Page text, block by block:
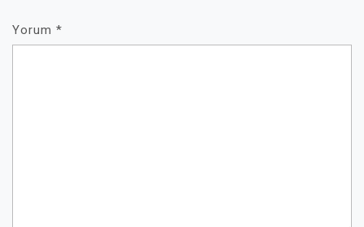
Yorum *